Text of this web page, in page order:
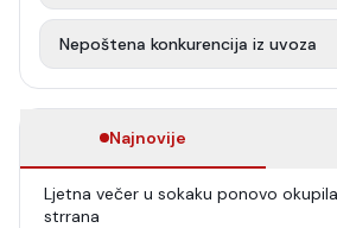
Nepoštena konkurencija iz uvoza
Najnovije
Ljetna večer u sokaku ponovo
strrana